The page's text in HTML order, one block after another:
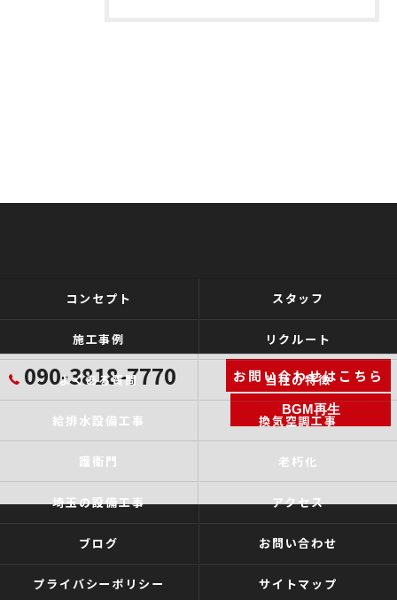
090-3818-7770 お問い合わせはこちら
BGM再生
コンセプト スタッフ
施工事例 リクルート
よくある質問 当社の特徴
給排水設備工事 換気空調工事
護衛門 老朽化
埼玉の設備工事 アクセス
ブログ お問い合わせ
プライバシーポリシー サイトマップ